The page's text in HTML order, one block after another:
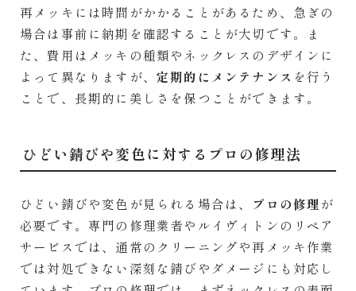
再メッキには時間がかかることがあるため、急ぎの
場合は事前に納期を確認することが大切です。ま
た、費用はメッキの種類やネックレスのデザインに
よって異なりますが、 定期的にメンテナンス を行う
ことで、長期的に美しさを保つことができます。
ひどい錆びや変色に対するプロの修理法
ひどい錆びや変色が見られる場合は、 プロの修理が
必要です。専門の修理業者やルイヴィトンのリペア
サービスでは、通常のクリーニングや再メッキ作業
では対処できない深刻な錆びやダメージにも対応し